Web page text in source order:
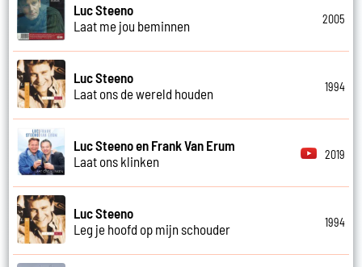
Luc Steeno
Laat me jou beminnen
2005
Luc Steeno
Laat ons de wereld houden
1994
Luc Steeno en Frank Van Erum
Laat ons klinken
2019
Luc Steeno
Leg je hoofd op mijn schouder
1994